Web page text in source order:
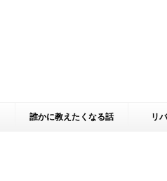
誰かに教えたくなる話 リ